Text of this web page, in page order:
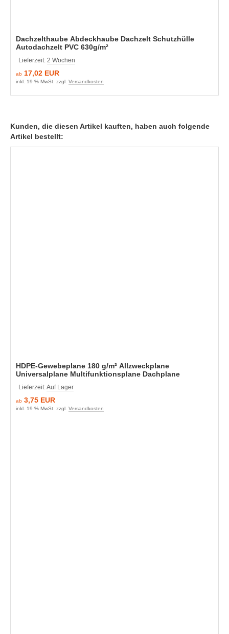
Dachzelthaube Abdeckhaube Dachzelt Schutzhülle
Autodachzelt PVC 630g/m²
Lieferzeit: 2 Wochen
ab 17,02 EUR
inkl. 19 % MwSt. zzgl. Versandkosten
Kunden, die diesen Artikel kauften, haben auch folgende
Artikel bestellt:
HDPE-Gewebeplane 180 g/m² Allzweckplane
Universalplane Multifunktionsplane Dachplane
Lieferzeit:Auf Lager
ab 3,75 EUR
inkl. 19 % MwSt. zzgl. Versandkosten